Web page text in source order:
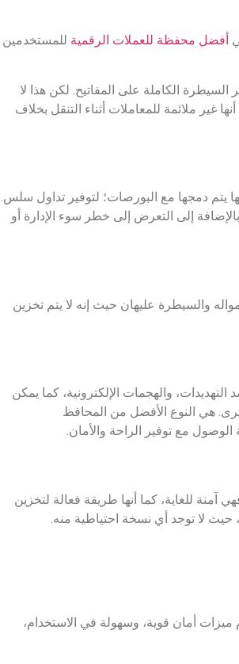
أفضل محفظة للعملات الرقمية للمستخدمين
الكاملة على المفاتيح. لكن هذا لا
غير ملائمة للمعاملات أثناء التنقل بخلاف
يتم دمجها مع البورصات؛ لتوفير تداول سلس.
إلى التعرض إلى خطر سوء الإدارة أو
والسيطرة عليهان حيث إنه لا يتم تخزين
والهجمات الإلكترونية، كما يمكن
هي النوع الأفضل من المحافظ
مع توفير الراحة والأمان.
آمنة للغاية، كما أنها طريقة فعالة لتخزين
حيث لا توجد أي نسخة احتياطية منه.
أمان قوية، وسهولة في الاستخدام،